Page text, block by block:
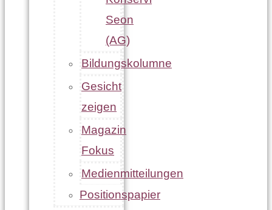
Seon
(AG)
Bildungskolumne
Gesicht
zeigen
Magazin
Fokus
Medienmitteilungen
Positionspapier